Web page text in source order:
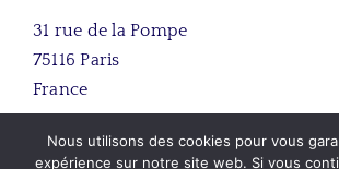
31 rue de la Pompe
75116 Paris
France
+33 (0)1 45 03 81 00
Nous utilisons des cookies pour vous
expérience sur notre site web. Si vous